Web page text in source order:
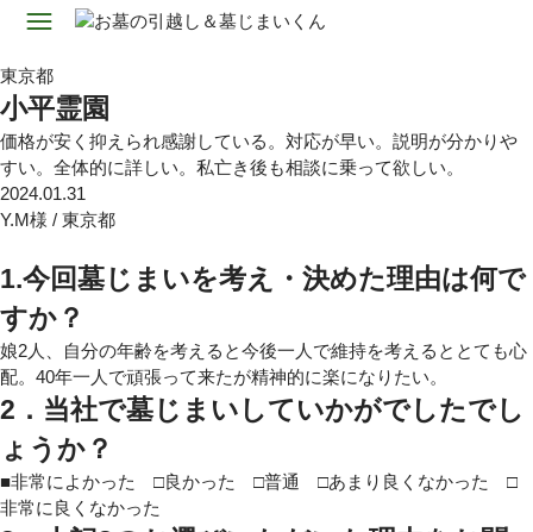
東京都
小平霊園
価格が安く抑えられ感謝している。対応が早い。説明が分かりや
すい。全体的に詳しい。私亡き後も相談に乗って欲しい。
2024.01.31
Y.M様 / 東京都
1.今回墓じまいを考え・決めた理由は何で
すか？
娘2人、自分の年齢を考えると今後一人で維持を考えるととても心
配。40年一人で頑張って来たが精神的に楽になりたい。
2．当社で墓じまいしていかがでしたでし
ょうか？
■非常によかった □良かった □普通 □あまり良くなかった □
非常に良くなかった